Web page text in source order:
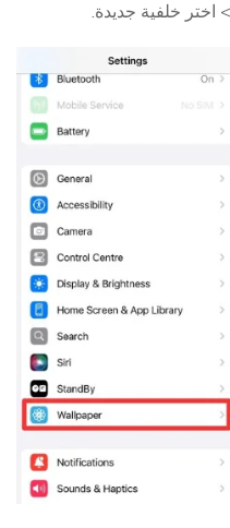
اختر خلفية جديدة.